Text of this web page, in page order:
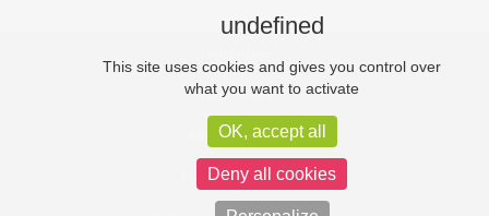
Plan du site
Administration
Mentions légales
undefined
This site uses cookies and gives you control over
what you want to activate
OK, accept all
Deny all cookies